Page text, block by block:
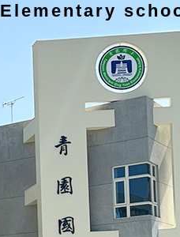
Elementary